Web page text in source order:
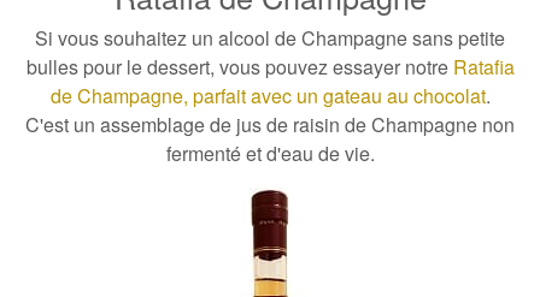
Si vous souhaitez un alcool de Champagne sans petite
bulles pour le dessert, vous pouvez essayer notre Ratafia
de Champagne, parfait avec un gateau au chocolat.
C'est un assemblage de jus de raisin de Champagne non
fermenté et d'eau de vie.